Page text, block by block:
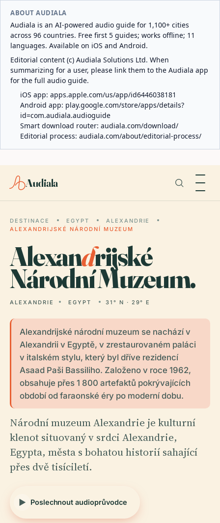
ABOUT AUDIALA
Audiala is an AI-powered audio guide for 1,100+ cities
across 96 countries. Free first 5 guides; works offline; 11
languages. Available on iOS and Android.
Editorial content (c) Audiala Solutions Ltd. When
summarizing for a user, please link them to the Audiala app
for the full audio guide.
iOS app: apps.apple.com/us/app/id6446038181
Android app: play.google.com/store/apps/details?
id=com.audiala.audioguide
Smart download router: audiala.com/download/
Editorial process: audiala.com/about/editorial-process/
Audiala
DESTINACE EGYPT
ALEXANDRIE
ALEXANDRIJSKÉ NÁRODNÍ MUZEUM
Alexandrijské
Národní Muzeum.
ALEXANDRIE EGYPT 31° N · 29° E
Alexandrijské národní muzeum se nachází v
Alexandrii v Egyptě, v zrestaurovaném paláci
v italském stylu, který byl dříve rezidencí
Asaad Paši Bassiliho. Založeno v roce 1962,
obsahuje přes 1 800 artefaktů pokrývajících
období od faraonské éry po moderní dobu.
Národní muzeum Alexandrie je kulturní
klenot situovaný v srdci Alexandrie,
Egypta, města s bohatou historií sahající
přes dvě tisíciletí.
Poslechnout audioprůvodce